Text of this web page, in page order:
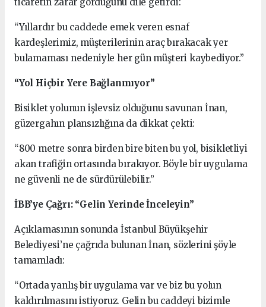
“Yıllardır bu caddede emek veren esnaf
kardeşlerimiz, müşterilerinin araç bırakacak yer
bulamaması nedeniyle her gün müşteri kaybediyor.”
“Yol Hiçbir Yere Bağlanmıyor”
Bisiklet yolunun işlevsiz olduğunu savunan İnan,
güzergahın plansızlığına da dikkat çekti:
“800 metre sonra birden bire biten bu yol, bisikletliyi
akan trafiğin ortasında bırakıyor. Böyle bir uygulama
ne güvenli ne de sürdürülebilir.”
İBB’ye Çağrı: “Gelin Yerinde İnceleyin”
Açıklamasının sonunda İstanbul Büyükşehir
Belediyesi’ne çağrıda bulunan İnan, sözlerini şöyle
tamamladı:
“Ortada yanlış bir uygulama var ve biz bu yolun
kaldırılmasını istiyoruz. Gelin bu caddeyi bizimle